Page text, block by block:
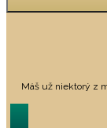
Máš už niektorý z